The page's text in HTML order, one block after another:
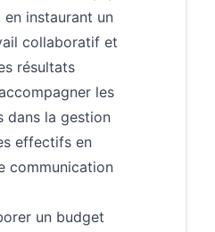
en instaurant un
collaboratif et
résultats
les
dans la gestion
effectifs en
communication
un budget